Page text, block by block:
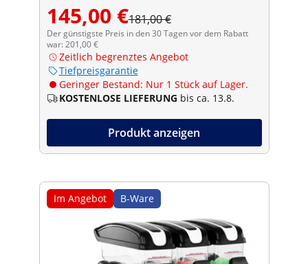
145,00 €181,00 €
Der günstigste Preis in den 30 Tagen vor dem Rabatt
war: 201,00 €
Zeitlich begrenztes Angebot
Tiefpreisgarantie
Geringer Bestand: Nur 1 Stück auf Lager.
KOSTENLOSE LIEFERUNG bis ca. 13.8.
Produkt anzeigen
Im Angebot B-Ware